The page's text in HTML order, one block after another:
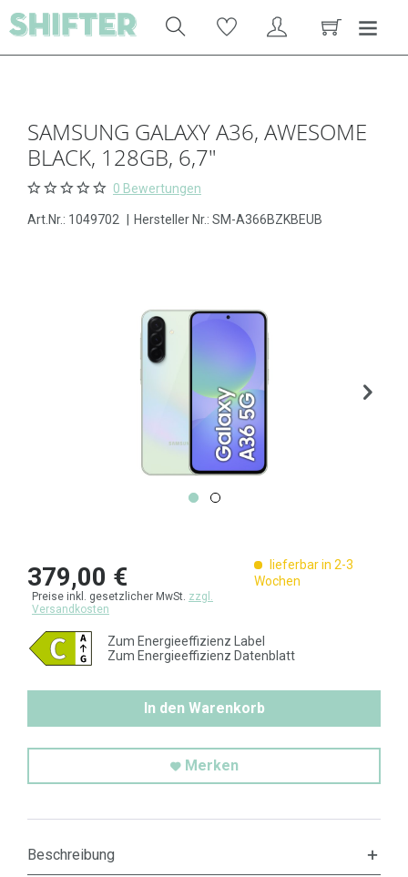
SAMSUNG GALAXY A36, AWESOME
BLACK, 128GB, 6,7"
0 Bewertungen
Art.Nr.: 1049702 Hersteller Nr.: SM-A366BZKBEUB
379,00 €
Preise inkl. gesetzlicher MwSt. zzgl.
Versandkosten
lieferbar in 2-3
Wochen
Zum Energieeffizienz Label
Zum Energieeffizienz Datenblatt
In den Warenkorb
Merken
Beschreibung